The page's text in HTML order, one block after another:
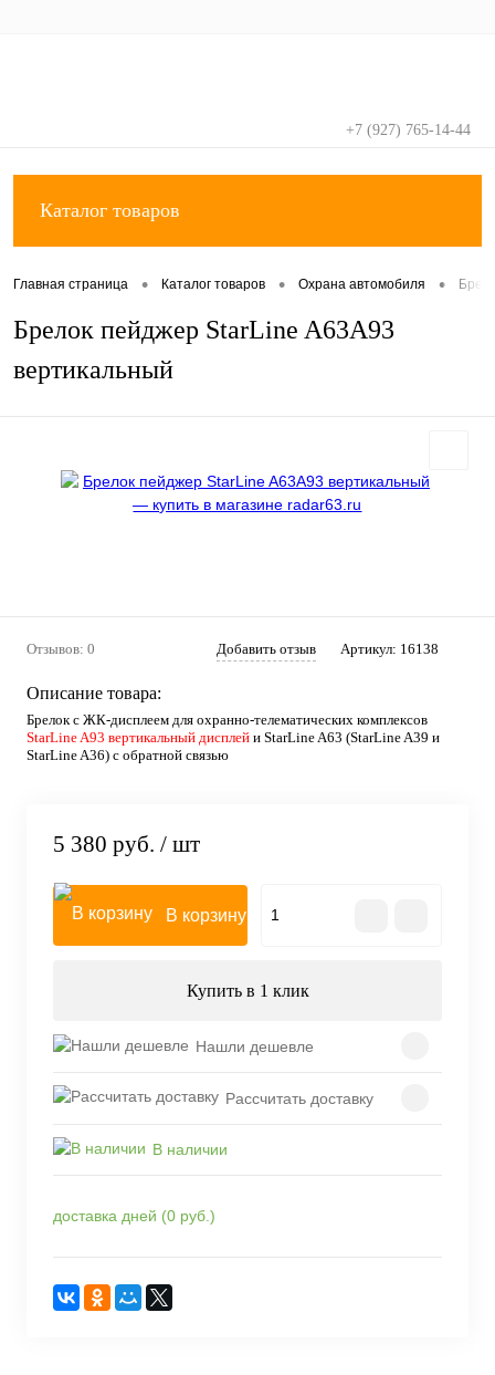
+7 (927) 765-14-44
Каталог товаров
Главная страница • Каталог товаров • Охрана автомобиля •
Брелок пейджер StarLine A63А93
вертикальный
Отзывов: 0 Добавить отзыв Артикул: 16138
Описание товара:
Брелокс ЖК-дисплеем для охранно-телематических комплексов
StarLine A93 вертикальный дисплей и StarLine A63 (StarLine A39 и
StarLine A36) с обратной связью
5 380 руб. / шт
В корзину
Купить в 1 клик
Нашли дешевле
Рассчитать доставку
В наличии
доставка дней (0 руб.)